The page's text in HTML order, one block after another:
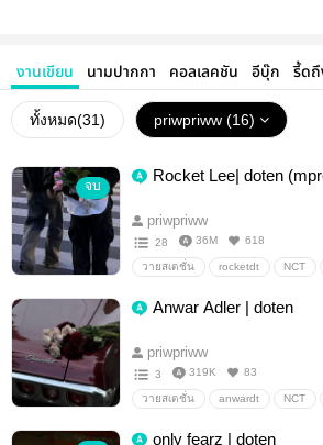
งานเขียน นามปากกา คอลเลคชัน อีบุ๊ก รี้ดถึ
ทั้งหมด(31) priwpriww (16)
จบ
Rocket Lee| doten
priwpriww
28 36M 618
วายสเตชั่น rocketdt NCT
Anwar Adler | doten
priwpriww
3 319K 83
วายสเตชั่น anwardt NCT
only fearz | doten